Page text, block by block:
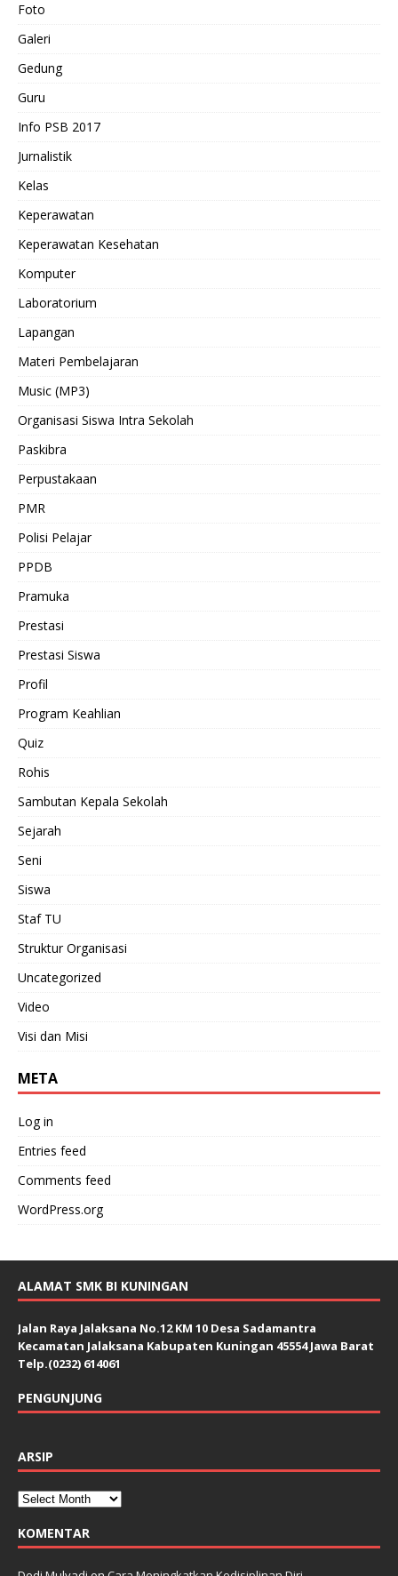
Foto
Galeri
Gedung
Guru
Info PSB 2017
Jurnalistik
Kelas
Keperawatan
Keperawatan Kesehatan
Komputer
Laboratorium
Lapangan
Materi Pembelajaran
Music (MP3)
Organisasi Siswa Intra Sekolah
Paskibra
Perpustakaan
PMR
Polisi Pelajar
PPDB
Pramuka
Prestasi
Prestasi Siswa
Profil
Program Keahlian
Quiz
Rohis
Sambutan Kepala Sekolah
Sejarah
Seni
Siswa
Staf TU
Struktur Organisasi
Uncategorized
Video
Visi dan Misi
META
Log in
Entries feed
Comments feed
WordPress.org
ALAMAT SMK BI KUNINGAN
Jalan Raya Jalaksana No.12 KM 10 Desa Sadamantra
Kecamatan Jalaksana Kabupaten Kuningan 45554 Jawa Barat
Telp.(0232) 614061
PENGUNJUNG
ARSIP
KOMENTAR